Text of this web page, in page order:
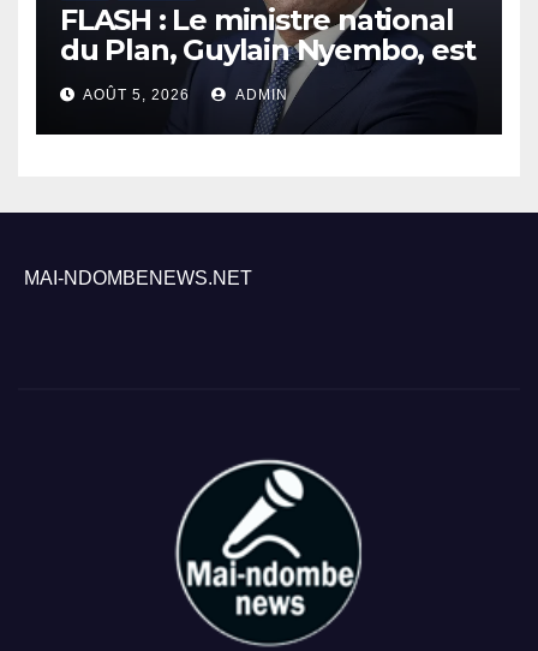
FLASH : Le ministre national
du Plan, Guylain Nyembo, est
arrivé ce mercredi à Inongo
AOÛT 5, 2026 ADMIN
MAI-NDOMBENEWS.NET